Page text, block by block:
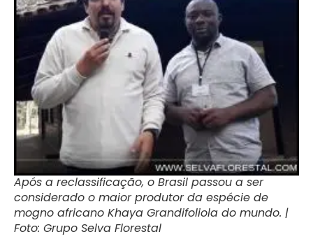
Após a reclassificação, o Brasil passou a ser
considerado o maior produtor da espécie de
mogno africano Khaya Grandifoliola do mundo. |
Foto: Grupo Selva Florestal